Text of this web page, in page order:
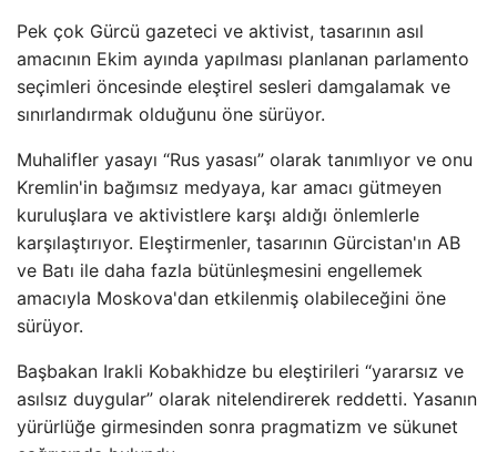
Pek çok Gürcü gazeteci ve aktivist, tasarının asıl
amacının Ekim ayında yapılması planlanan parlamento
seçimleri öncesinde eleştirel sesleri damgalamak ve
sınırlandırmak olduğunu öne sürüyor.
Muhalifler yasayı “Rus yasası” olarak tanımlıyor ve onu
Kremlin'in bağımsız medyaya, kar amacı gütmeyen
kuruluşlara ve aktivistlere karşı aldığı önlemlerle
karşılaştırıyor. Eleştirmenler, tasarının Gürcistan'ın AB
ve Batı ile daha fazla bütünleşmesini engellemek
amacıyla Moskova'dan etkilenmiş olabileceğini öne
sürüyor.
Başbakan Irakli Kobakhidze bu eleştirileri “yararsız ve
asılsız duygular” olarak nitelendirerek reddetti. Yasanın
yürürlüğe girmesinden sonra pragmatizm ve sükunet